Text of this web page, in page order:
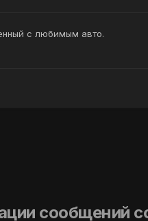
с любимым авто.
сообщений